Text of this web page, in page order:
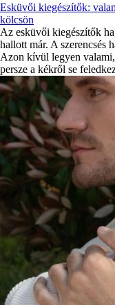
Esküvői kiegészítők:
kölcsön
Az esküvői kiegészítők
hallott már. A szerencsés
Azon kívül legyen
persze a kékről se